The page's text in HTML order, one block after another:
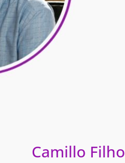
Camillo Filho